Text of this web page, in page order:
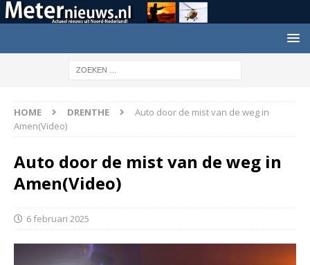
HOME DRENTHE
Auto door de mist van de weg in
Amen(Video)
Auto door de mist van de weg in
Amen(Video)
6 februari 2025